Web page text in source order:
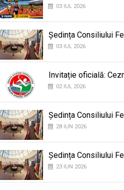
03 IUL 2026
Ședința Consiliului
03 IUL 2026
Invitație oficială:
02 IUL 2026
Ședința Consiliului
28 IUN 2026
Ședința Consiliului
23 IUN 2026